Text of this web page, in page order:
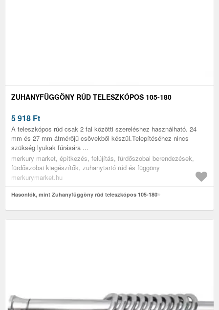
ZUHANYFÜGGÖNY RÚD TELESZKÓPOS 105-180
5 918 Ft
A teleszkópos rúd csak 2 fal közötti szereléshez használható. 24
mm és 27 mm átmérőjű csövekből készül.Telepítéséhez nincs
szükség lyukak fúrására ...
merkury market, építkezés, felújítás, fürdőszobai berendezések,
fürdőszobai kiegészítők, zuhanytartó rúd és függöny
merkurymarket.hu
Hasonlók, mint Zuhanyfüggöny rúd teleszkópos 105-180